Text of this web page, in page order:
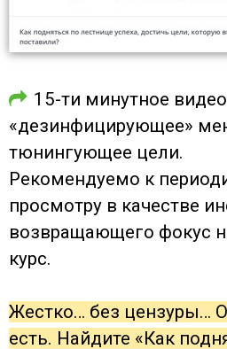
15-ти минутное
«дезинфицирующее»
тюнингующее цели.
Рекомендуемо к
просмотру в качестве
возвращающего фокус
курс.
Жестко… без цензуры…
есть. Найдите «Как